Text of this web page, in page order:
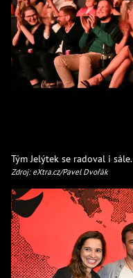
Tým Jelýtek se radoval i sále.
Zdroj: eXtra.cz/Pavel Dvořák